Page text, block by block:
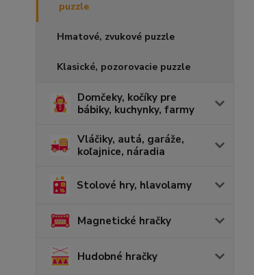
puzzle
Hmatové, zvukové puzzle
Klasické, pozorovacie puzzle
Domčeky, kočíky pre
bábiky, kuchynky, farmy
Vláčiky, autá, garáže,
koľajnice, náradia
Stolové hry, hlavolamy
Magnetické hračky
Hudobné hračky